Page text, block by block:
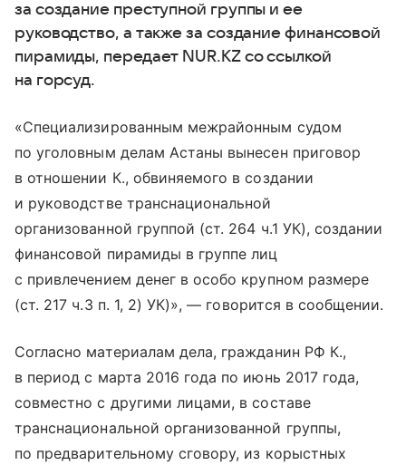
за создание преступной группы и ее
руководство, а также за создание финансовой
пирамиды, передает NUR.KZ со ссылкой
на горсуд.
«Специализированным межрайонным судом
по уголовным делам Астаны вынесен приговор
в отношении К., обвиняемого в создании
и руководстве транснациональной
организованной группой (ст. 264 ч.1 УК), создании
финансовой пирамиды в группе лиц
с привлечением денег в особо крупном размере
(ст. 217 ч.3 п. 1, 2) УК)», — говорится в сообщении.
Согласно материалам дела, гражданин РФ К.,
в период с марта 2016 года по июнь 2017 года,
совместно с другими лицами, в составе
транснациональной организованной группы,
по предварительному сговору, из корыстных